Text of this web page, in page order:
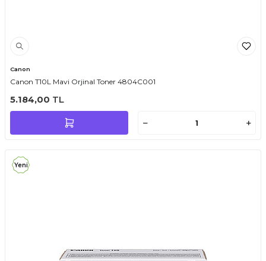
Canon
Canon T10L Mavi Orjinal Toner 4804C001
5.184,00 TL
Yeni